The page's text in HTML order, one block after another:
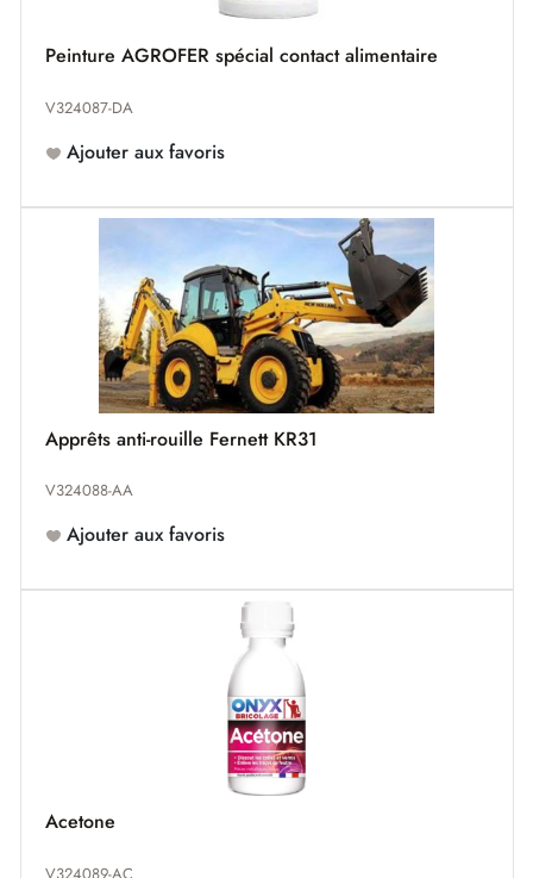
Peinture AGROFER spécial contact alimentaire
V324087-DA
Ajouter aux favoris
Apprêts anti-rouille Fernett KR31
V324088-AA
Ajouter aux favoris
Acetone
V324089-AC